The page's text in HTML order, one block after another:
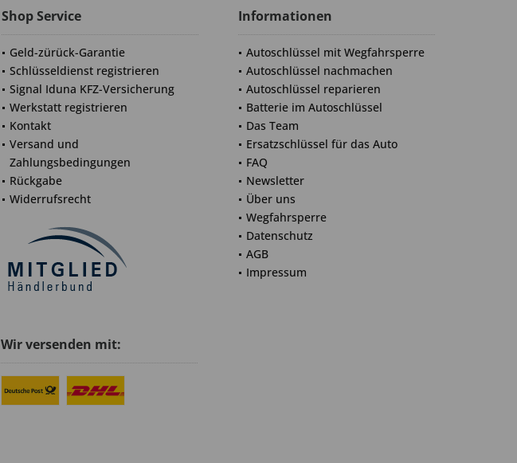
Shop Service
Geld-zürück-Garantie
Schlüsseldienst registrieren
Signal Iduna KFZ-Versicherung
Werkstatt registrieren
Kontakt
Versand und
Zahlungsbedingungen
Rückgabe
Widerrufsrecht
Informationen
Autoschlüssel mit Wegfahrsperre
Autoschlüssel nachmachen
Autoschlüssel reparieren
Batterie im Autoschlüssel
Das Team
Ersatzschlüssel für das Auto
FAQ
Newsletter
Über uns
Wegfahrsperre
Datenschutz
AGB
Impressum
Wir versenden mit: